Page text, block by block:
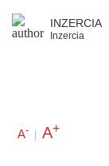
INZERCIA
Inzercia
A- | A+